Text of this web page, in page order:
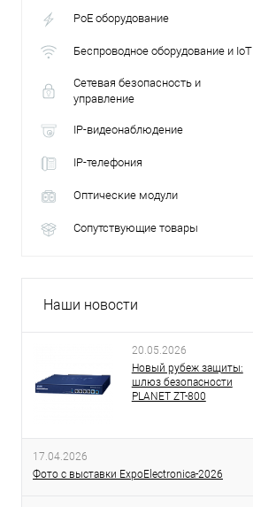
PoE оборудование
Беспроводное оборудование и IoT
Сетевая безопасность и
управление
IP-видеонаблюдение
IP-телефония
Оптические модули
Сопутствующие товары
Наши новости
20.05.2026
Новый рубеж защиты:
шлюз безопасности
PLANET ZT-800
17.04.2026
Фото с выставки ExpoElectronica-2026